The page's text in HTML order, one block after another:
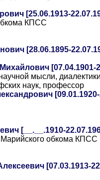
[25.06.1913-
КПСС
[28.06.1895-
[07.04.1901-
мысли,
наук, профессор
[__.__.1910-
Марийского обкома КПСС
[07.03.1913-